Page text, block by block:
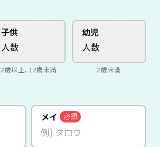
子供
2歳以上、12歳未満
幼児
2歳未満
メイ 必須